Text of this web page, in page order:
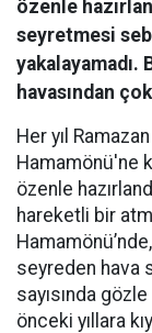
özenle
seyretmesi
yakalayamadı.
havasından
Her yıl
Hamamönü'ne
özenle
hareketli bir
seyreden hava
sayısında
önceki yıllara